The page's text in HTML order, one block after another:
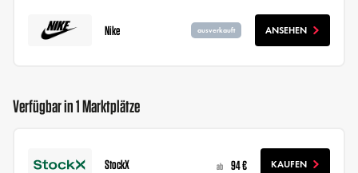
Nike ausverkauft ANSEHEN
Verfügbar in 1 Marktplätze
StockX ab 94 € KAUFEN